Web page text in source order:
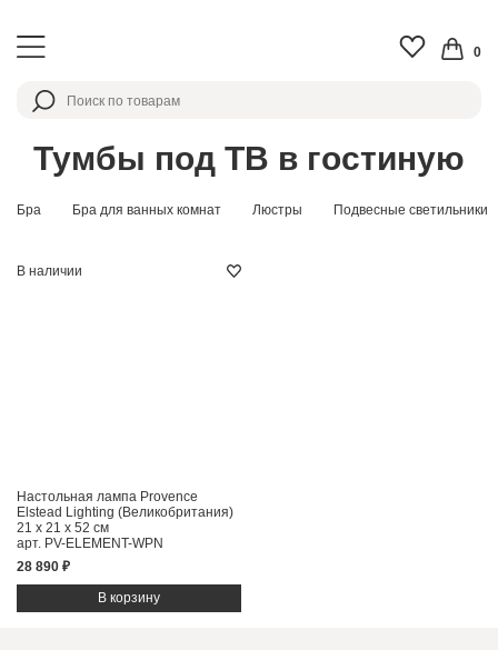
0
Тумбы под ТВ в гостиную
Бра Бра для ванных комнат Люстры Подвесные светильники
В наличии
Настольная лампа Provence
Elstead Lighting (Великобритания)
21 x 21 x 52 см
арт. PV-ELEMENT-WPN
28 890 ₽